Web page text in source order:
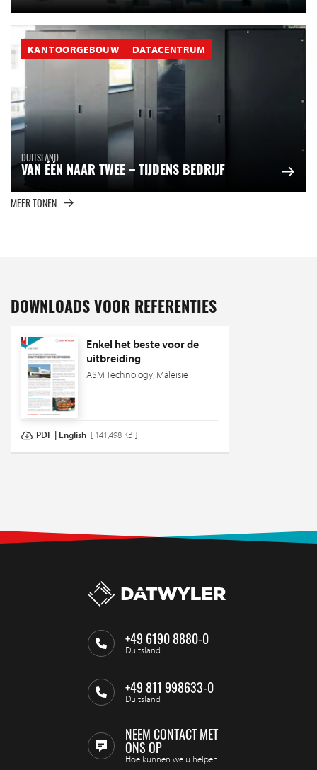
KANTOORGEBOUW DATACENTRUM
DUITSLAND
VAN ÉÉN NAAR TWEE – TIJDENS BEDRIJF
MEER TONEN
DOWNLOADS VOOR REFERENTIES
Enkel het beste voor de
uitbreiding
ASM Technology, Maleisië
PDF | English [ 141,498 KB ]
+49 6190 8880-0
Duitsland
+49 811 998633-0
Duitsland
NEEM CONTACT MET
ONS OP
Hoe kunnen we u helpen